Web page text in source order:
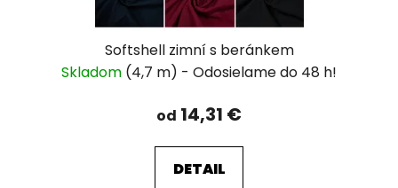
Softshell zimní s beránkem
Skladom (4,7 m)
od 14,31 €
DETAIL